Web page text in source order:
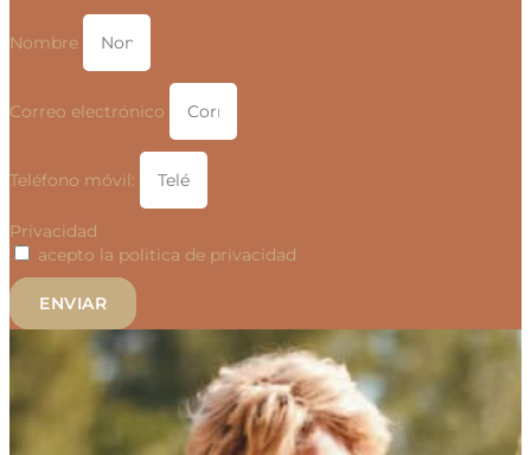
Nombre
Correo electrónico
Teléfono móvil:
Privacidad
acepto la politica de privacidad
ENVIAR